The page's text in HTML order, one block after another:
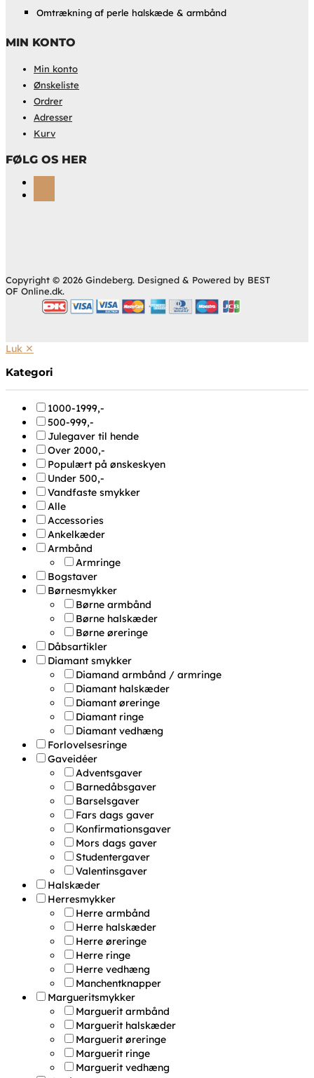
Omtrækning af perle halskæde & armbånd
MIN KONTO
Min konto
Ønskeliste
Ordrer
Adresser
Kurv
FØLG OS HER
Copyright © 2026 Gindeberg. Designed & Powered by BEST
OF Online.dk.
Luk ✕
Kategori
1000-1999,-
500-999,-
Julegaver til hende
Over 2000,-
Populært på ønskeskyen
Under 500,-
Vandfaste smykker
Alle
Accessories
Ankelkæder
Armbånd
Armringe
Bogstaver
Børnesmykker
Børne armbånd
Børne halskæder
Børne øreringe
Dåbsartikler
Diamant smykker
Diamand armbånd / armringe
Diamant halskæder
Diamant øreringe
Diamant ringe
Diamant vedhæng
Forlovelsesringe
Gaveidéer
Adventsgaver
Barnedåbsgaver
Barselsgaver
Fars dags gaver
Konfirmationsgaver
Mors dags gaver
Studentergaver
Valentinsgaver
Halskæder
Herresmykker
Herre armbånd
Herre halskæder
Herre øreringe
Herre ringe
Herre vedhæng
Manchentknapper
Margueritsmykker
Marguerit armbånd
Marguerit halskæder
Marguerit øreringe
Marguerit ringe
Marguerit vedhæng